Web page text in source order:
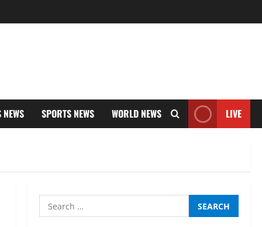
SPORTS NEWS WORLD NEWS LIVE
Search
for: